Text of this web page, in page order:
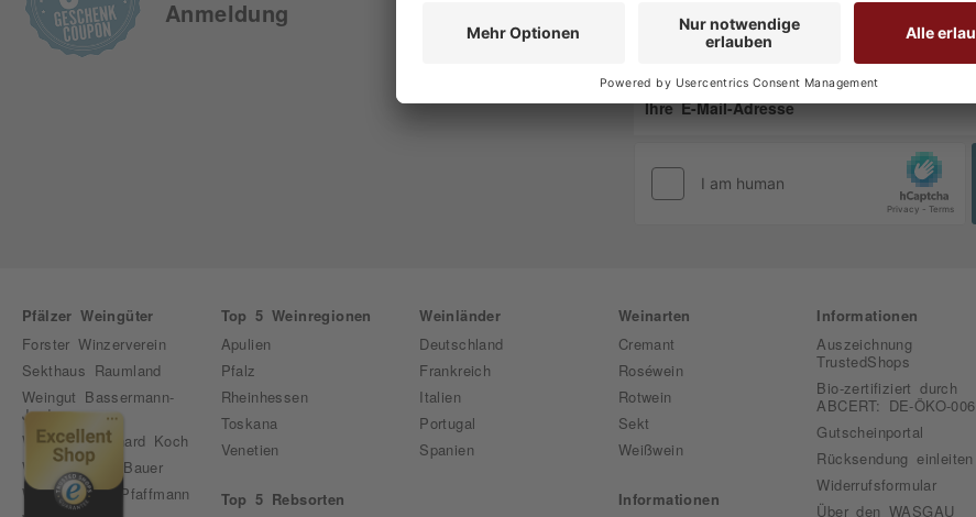
Anmeldung
Spirituosen sind ausgenommen. Sie können sich jederzeit wieder vom
Newsletter abmelden!Datenschutzbestimmungen
Pfälzer Weingüter
Forster Winzerverein
Sekthaus Raumland
Weingut Bassermann-
Jordan
Weingut Bernhard Koch
Weingut Emil Bauer
Weingut Karl Pfaffmann
Top 5 Weinregionen
Apulien
Pfalz
Rheinhessen
Toskana
Venetien
Top 5 Rebsorten
Weinländer
Deutschland
Frankreich
Italien
Portugal
Spanien
Weinarten
Cremant
Roséwein
Rotwein
Sekt
Weißwein
Informationen
Informationen
Auszeichnung
TrustedShops
Bio-zertifiziert durch
ABCERT: DE-ÖKO-006
Gutscheinportal
Rücksendung einleiten
Widerrufsformular
Über den WASGAU